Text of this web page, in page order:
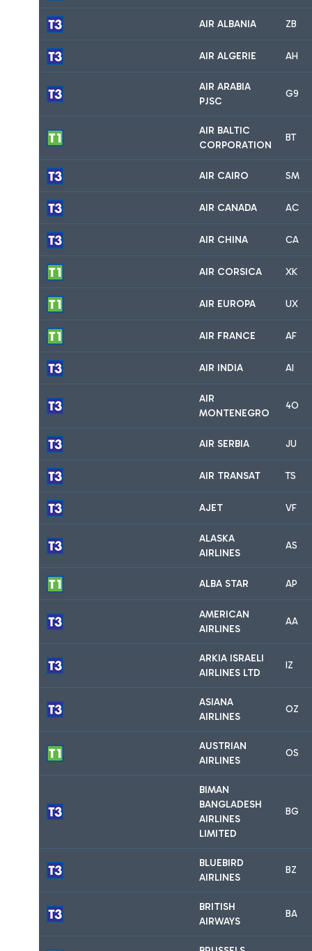
AIR ALBANIA ZB
AIR ALGERIE AH
AIR ARABIA
PJSC
G9
AIR BALTIC
CORPORATION
BT
AIR CAIRO SM
AIR CANADA AC
AIR CHINA CA
AIR CORSICA XK
AIR EUROPA UX
AIR FRANCE AF
AIR INDIA AI
AIR
MONTENEGRO
4O
AIR SERBIA JU
AIR TRANSAT TS
AJET VF
ALASKA
AIRLINES
AS
ALBA STAR AP
AMERICAN
AIRLINES
AA
ARKIA ISRAELI
AIRLINES LTD
IZ
ASIANA
AIRLINES
OZ
AUSTRIAN
AIRLINES
OS
BIMAN
BANGLADESH
AIRLINES
LIMITED
BG
BLUEBIRD
AIRLINES
BZ
BRITISH
AIRWAYS
BA